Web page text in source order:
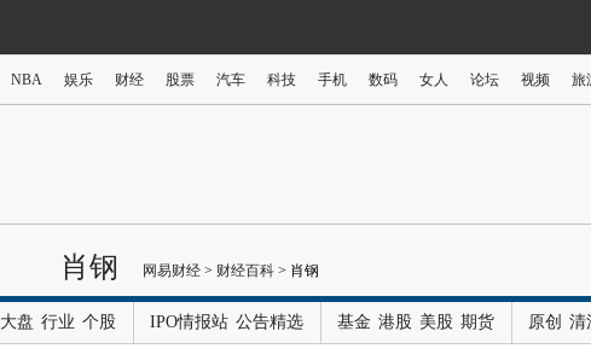
NBA 娱乐 财经 股票 汽车 科技 手机 数码 女人 论坛 视频 旅
肖钢 网易财经 > 财经百科 > 肖钢
大盘 行业 个股 IPO情报站 公告精选 基金 港股 美股 期货 原创 清